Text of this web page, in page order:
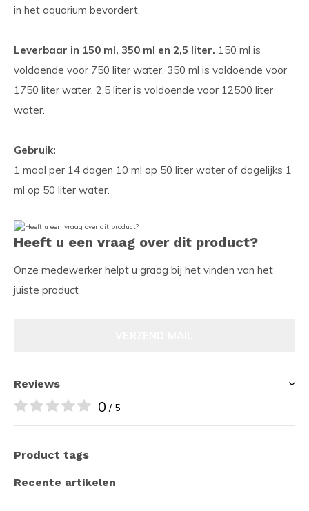
in het aquarium bevordert.
Leverbaar in 150 ml, 350 ml en 2,5 liter. 150 ml is
voldoende voor 750 liter water. 350 ml is voldoende voor
1750 liter water. 2,5 liter is voldoende voor 12500 liter
water.
Gebruik:
1 maal per 14 dagen 10 ml op 50 liter water of dagelijks 1
ml op 50 liter water.
Heeft u een vraag over dit product?
Onze medewerker helpt u graag bij het vinden van het
juiste product
Reviews
0 / 5
Product tags
Recente artikelen